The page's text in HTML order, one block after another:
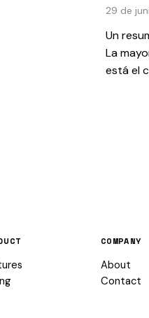
29 de
Un
La
está el
COMPANY
About
Contact